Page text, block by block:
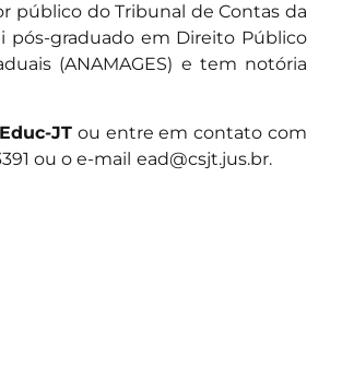
público do Tribunal de Contas da
pós-graduado em Direito Público
(ANAMAGES) e tem notória
JT ou entre em contato com
ou o e-mail ead@csjt.jus.br.